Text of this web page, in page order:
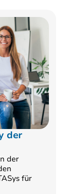
der
der
für